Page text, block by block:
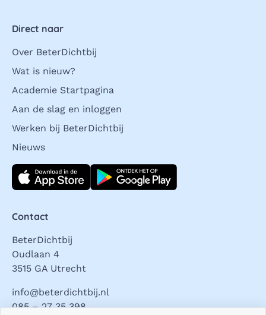
Direct naar
Over BeterDichtbij
Wat is nieuw?
Academie Startpagina
Aan de slag en inloggen
Werken bij BeterDichtbij
Nieuws
Download direct
Contact
BeterDichtbij
Oudlaan 4
3515 GA Utrecht
info@beterdichtbij.nl
085 – 27 35 398